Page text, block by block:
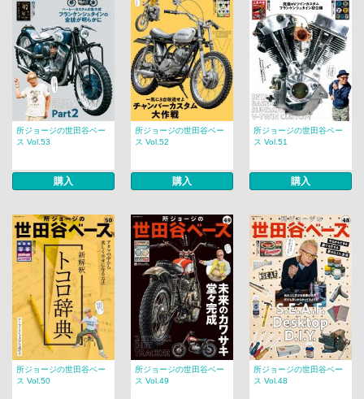
所ジョージの世田谷ベー
ス Vol.53
購入
所ジョージの世田谷ベー
ス Vol.52
購入
所ジョージの世田谷ベー
ス Vol.51
購入
所ジョージの世田谷ベー
ス Vol.50
所ジョージの世田谷ベー
ス Vol.49
所ジョージの世田谷ベー
ス Vol.48